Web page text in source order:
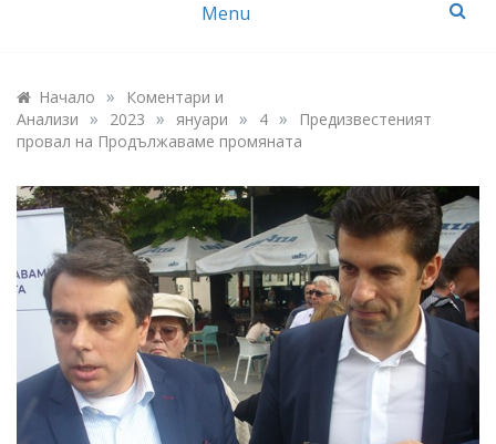
Menu
Начало »
Коментари и
Анализи » 2023 » януари » 4 »
Предизвестеният
провал на Продължаваме промяната